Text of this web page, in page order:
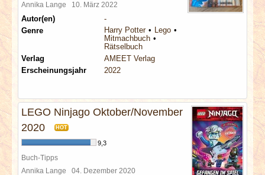
Annika Lange 10. März 2022
Autor(en)
-
Genre
Harry Potter
Lego
Mitmachbuch
Rätselbuch
Verlag
AMEET Verlag
Erscheinungsjahr
2022
LEGO Ninjago Oktober/November
2020
HOT
9,3
Buch-Tipps
Annika Lange 04. Dezember 2020